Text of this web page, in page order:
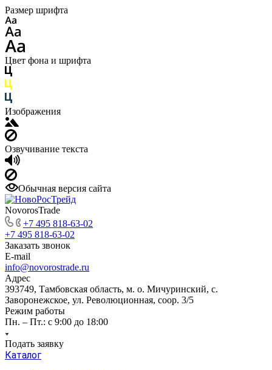
Размер шрифта
Цвет фона и шрифта
Изображения
Озвучивание текста
Обычная версия сайта
NovorosTrade
+7 495 818-63-02
+7 495 818-63-02
Заказать звонок
E-mail
info@novorostrade.ru
Адрес
393749, Тамбовская область, м. о. Мичуринский, с.
Заворонежское, ул. Революционная, соор. 3/5
Режим работы
Пн. – Пт.: с 9:00 до 18:00
Подать заявку
Каталог